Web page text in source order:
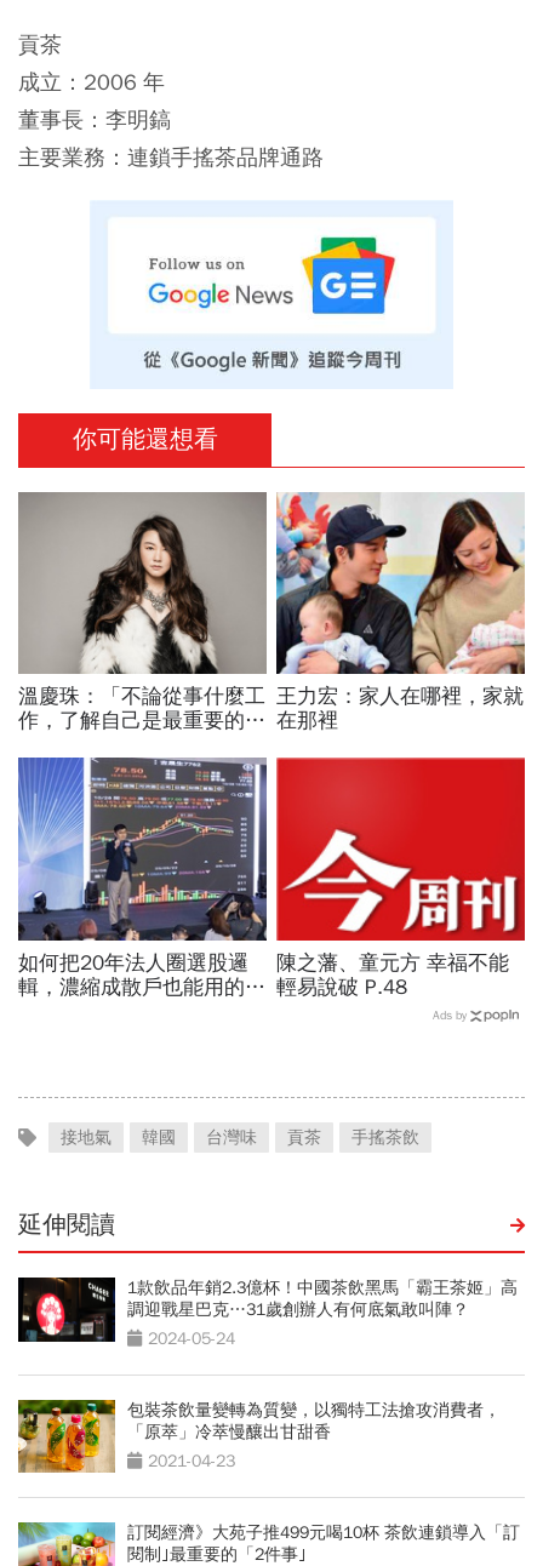
貢茶
成立：2006 年
董事長：李明鎬
主要業務：連鎖手搖茶品牌通路
你可能還想看
溫慶珠：「不論從事什麼工
作，了解自己是最重要的一
王力宏：家人在哪裡，家就
在那裡
如何把20年法人圈選股邏
輯，濃縮成散戶也能用的三
陳之藩、童元方 幸福不能
輕易說破 P.48
Ads by
接地氣 韓國 台灣味 貢茶 手搖茶飲
延伸閱讀
1款飲品年銷2.3億杯！中國茶飲黑馬「霸王茶姬」高
調迎戰星巴克…31歲創辦人有何底氣敢叫陣？
2024-05-24
包裝茶飲量變轉為質變，以獨特工法搶攻消費者，
「原萃」冷萃慢釀出甘甜香
2021-04-23
訂閱經濟》大苑子推499元喝10杯 茶飲連鎖導入「訂
閱制｣最重要的「2件事｣